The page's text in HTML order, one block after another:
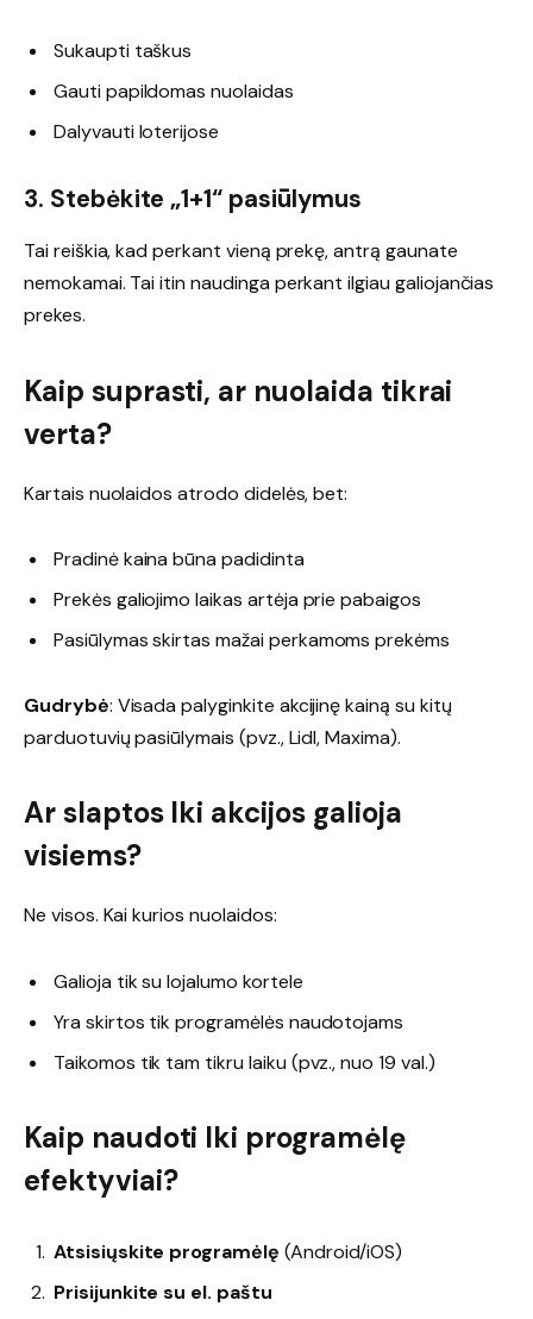
Sukaupti taškus
Gauti papildomas nuolaidas
Dalyvauti loterijose
3. Stebėkite „1+1“ pasiūlymus
Tai reiškia, kad perkant vieną prekę, antrą gaunate
nemokamai. Tai itin naudinga perkant ilgiau galiojančias
prekes.
Kaip suprasti, ar nuolaida tikrai
verta?
Kartais nuolaidos atrodo didelės, bet:
Pradinė kaina būna padidinta
Prekės galiojimo laikas artėja prie pabaigos
Pasiūlymas skirtas mažai perkamoms prekėms
Gudrybė: Visada palyginkite akcijinę kainą su kitų
parduotuvių pasiūlymais (pvz., Lidl, Maxima).
Ar slaptos Iki akcijos galioja
visiems?
Ne visos. Kai kurios nuolaidos:
Galioja tik su lojalumo kortele
Yra skirtos tik programėlės naudotojams
Taikomos tik tam tikru laiku (pvz., nuo 19 val.)
Kaip naudoti Iki programėlę
efektyviai?
Atsisiųskite programėlę (Android/iOS)
Prisijunkite su el. paštu